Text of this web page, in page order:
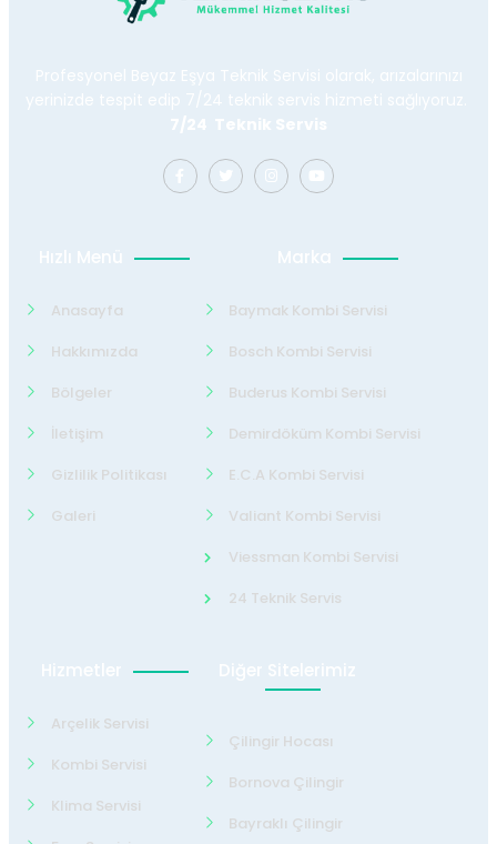
Profesyonel Beyaz Eşya Teknik Servisi olarak, arızalarınızı
yerinizde tespit edip 7/24 teknik servis hizmeti sağlıyoruz.
7/24 Teknik Servis
Hızlı Menü
Anasayfa
Hakkımızda
Bölgeler
İletişim
Gizlilik Politikası
Galeri
Marka
Baymak Kombi Servisi
Bosch Kombi Servisi
Buderus Kombi Servisi
Demirdöküm Kombi Servisi
E.C.A Kombi Servisi
Valiant Kombi Servisi
Viessman Kombi Servisi
24 Teknik Servis
Hizmetler
Arçelik Servisi
Kombi Servisi
Klima Servisi
Diğer Sitelerimiz
Çilingir Hocası
Bornova Çilingir
Bayraklı Çilingir